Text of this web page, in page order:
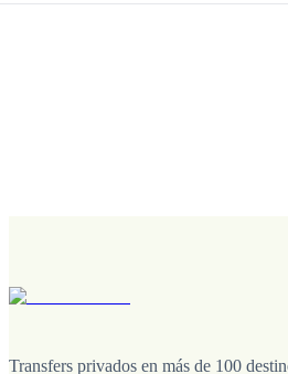
Transfers privados en más de 100